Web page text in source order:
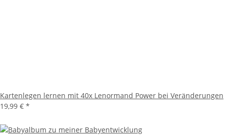
Kartenlegen lernen mit 40x Lenormand Power bei Veränderungen
19,99 € *